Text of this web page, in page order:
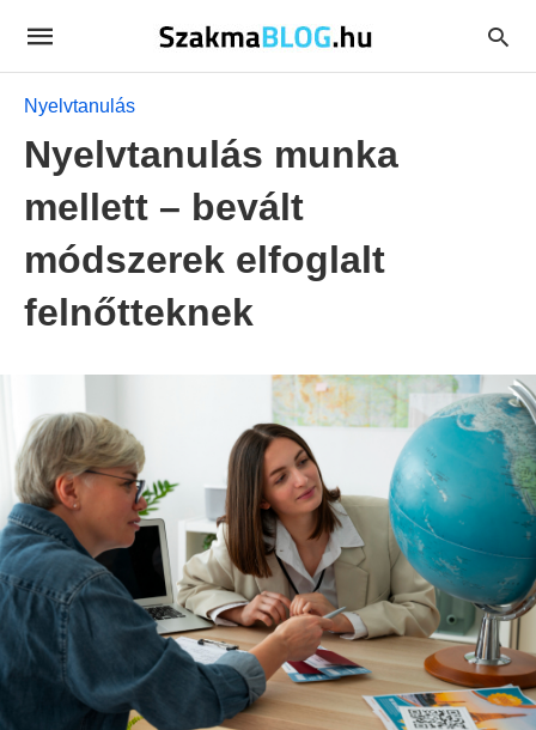
Nyelvtanulás
Nyelvtanulás munka
mellett – bevált
módszerek elfoglalt
felnőtteknek